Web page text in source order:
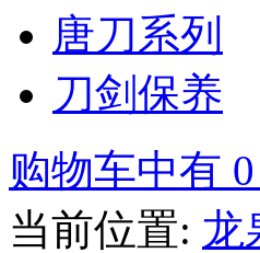
唐刀系列
刀剑保养
购物车中有
当前位置: 龙